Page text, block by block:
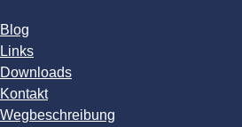
Blog
Links
Downloads
Kontakt
Wegbeschreibung